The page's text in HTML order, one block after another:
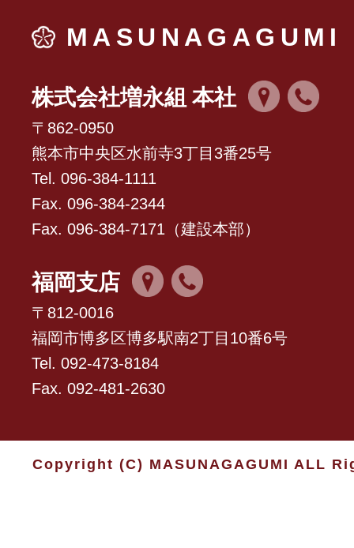
MASUNAGAGUMI
株式会社増永組 本社
〒862-0950
熊本市中央区水前寺3丁目3番25号
Tel. 096-384-1111
Fax. 096-384-2344
Fax. 096-384-7171（建設本部）
福岡支店
〒812-0016
福岡市博多区博多駅南2丁目10番6号
Tel. 092-473-8184
Fax. 092-481-2630
Copyright (C) MASUNAGAGUMI ALL